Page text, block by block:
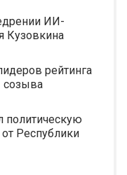
ИИ-
Кузовкина
рейтинга
созыва
политическую
Республики